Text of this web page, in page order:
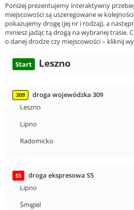
Poniżej prezentujemy interaktywny
miejscowości są uszeregowane w
pokazujemy drogę (jej nr i rodzaj), a
miniesz jadąc tą drogą na wybranej trasie.
o danej drodze czy miejscowości – kliknij
Start Leszno
309
droga wojewódzka 309
Leszno
Lipno
Radomicko
S5
droga ekspresowa S5
Lipno
Śmigiel